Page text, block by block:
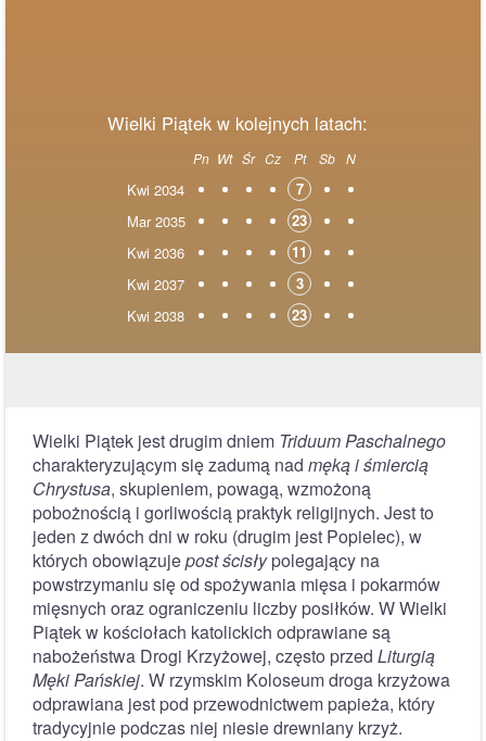
Wielki Piątek w kolejnych latach:
Pn Wt Śr Cz Pt Sb N
Kwi 2034
7
Mar 2035
23
Kwi 2036
11
Kwi 2037
3
Kwi 2038
23
Wielki Piątek jest drugim dniem Triduum Paschalnego
charakteryzującym się zadumą nad męką i śmiercią
Chrystusa, skupieniem, powagą, wzmożoną
pobożnością i gorliwością praktyk religijnych. Jest to
jeden z dwóch dni w roku (drugim jest Popielec), w
których obowiązujepost ścisłypolegający na
powstrzymaniu się od spożywania mięsa i pokarmów
mięsnych oraz ograniczeniu liczby posiłków. W Wielki
Piątek w kościołach katolickich odprawiane są
nabożeństwa Drogi Krzyżowej, często przed Liturgią
Męki Pańskiej. W rzymskim Koloseum droga krzyżowa
odprawiana jest pod przewodnictwem papieża, który
tradycyjnie podczas niej niesie drewniany krzyż.